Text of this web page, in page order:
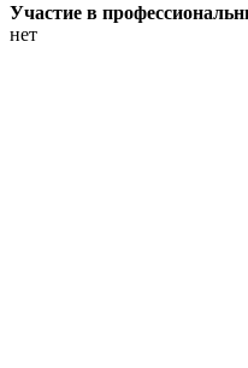
Участие в
нет